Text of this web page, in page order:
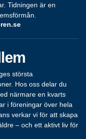
Tidningen är en
största
Hos oss delar du
närmare en kvarts
i föreningar över hela
verkar vi för att skapa
– och ett aktivt liv för